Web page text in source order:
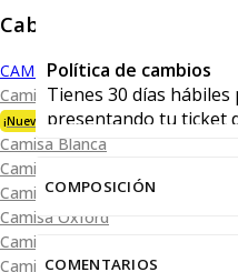
Caballero
CAMISAS
Camisa Premium Bambú
¡Nueva Colección!
Camisa Blanca
Camisa Performance
Camisa Piqué
Camisa Oxford
Camisa Lisa y Textura
Camisa Diseño
Política de cambios
Tienes 30 días
presentando tu ticket
sus viñetas en
COMPOSICIÓN
COMENTARIOS